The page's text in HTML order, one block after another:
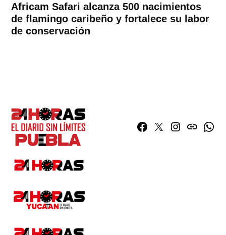
Africam Safari alcanza 500 nacimientos
de flamingo caribeño y fortalece su labor
de conservación
Facebook
TwitterInstagram
issuu